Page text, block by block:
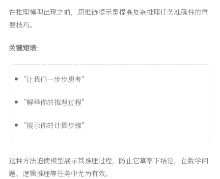
在推理模型出现之前，思维链提示是提高复杂推理任务准确性的重
要技巧。
关键短语：
"让我们一步步思考"
"解释你的推理过程"
"展示你的计算步骤"
这种方法迫使模型展示其推理过程，防止它草率下结论，在数学问
题、逻辑推理等任务中尤为有效。